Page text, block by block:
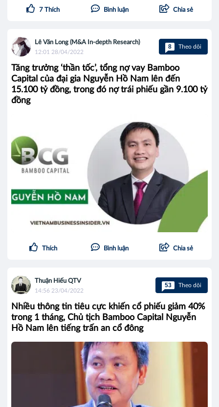
7 Thích Bình luận Chia sẻ
Lê Văn Long (M&A In-depth Research)
12:01 28/04/2022
8 Theo dõi
Tăng trưởng ‘thần tốc’, tổng nợ vay Bamboo
Capital của đại gia Nguyễn Hồ Nam lên đến
15.100 tỷ đồng, trong đó nợ trái phiếu gần 9.100 tỷ
đồng
Thích Bình luận Chia sẻ
Thuận Hiếu QTV
14:56 23/04/2022
53 Theo dõi
Nhiều thông tin tiêu cực khiến cổ phiếu giảm 40%
trong 1 tháng, Chủ tịch Bamboo Capital Nguyễn
Hồ Nam lên tiếng trấn an cổ đông